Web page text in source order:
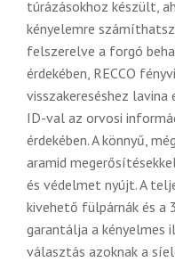
túrázásokhoz készült,
kényelemre
felszerelve a forgó
érdekében, RECCO
visszakereséshez lavina
ID-val az orvosi
érdekében. A könnyű,
aramid
és védelmet nyújt. A
kivehető fülpárnák és a
garantálja a kényelmes
választás azoknak a